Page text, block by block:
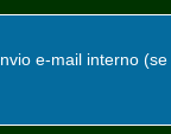
e-mail interno